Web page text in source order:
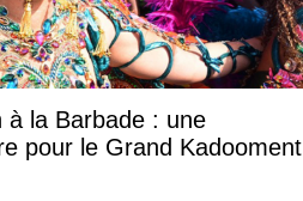
à la Barbade : une
pour le Grand Kadooment